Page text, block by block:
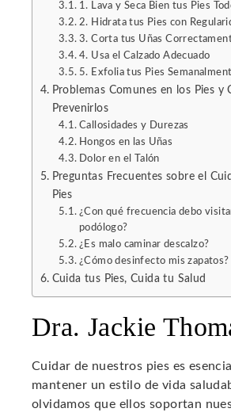
1. Lava y Seca Bien tus Pies
2. Hidrata tus Pies con
3. Corta tus Uñas
4. Usa el Calzado Adecuado
5. Exfolia tus Pies
Problemas Comunes en los Pies y
Prevenirlos
Callosidades y Durezas
Hongos en las Uñas
Dolor en el Talón
Preguntas Frecuentes sobre el
Pies
¿Con qué frecuencia debo
podólogo?
¿Es malo caminar descalzo?
¿Cómo desinfecto mis zapatos?
Cuida tus Pies, Cuida tu Salud
Dra. Jackie
Cuidar de nuestros pies es
mantener un estilo de vida
olvidamos que ellos soportan